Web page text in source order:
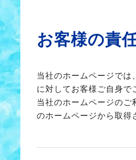
お客様の責
当社のホームページでは
に対してお客様ご自身で
当社のホームページのご
のホームページから取得